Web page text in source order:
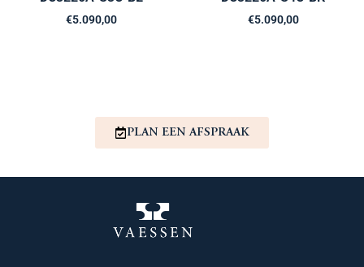
€5.090,00 €5.090,00
PLAN EEN AFSPRAAK